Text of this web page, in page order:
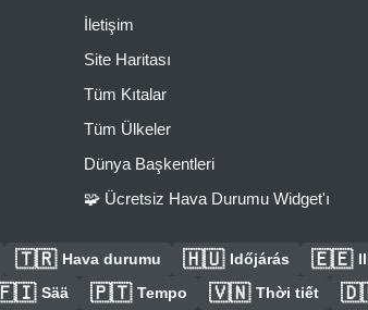
İletişim
Site Haritası
Tüm Kıtalar
Tüm Ülkeler
Dünya Başkentleri
🧩 Ücretsiz Hava Durumu Widget'ı
🇹🇷 Hava durumu 🇭🇺 Időjárás 🇪🇪
Sää 🇵🇹 Tempo 🇻🇳 Thời tiết